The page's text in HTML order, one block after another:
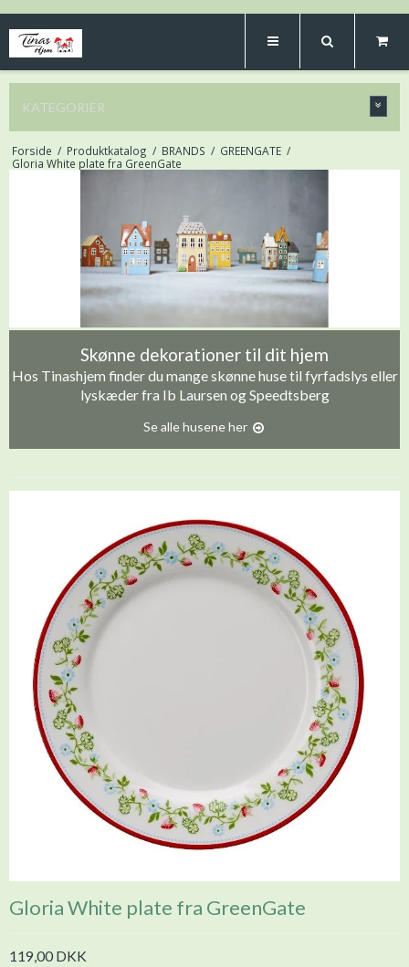
KATEGORIER
Forside / Produktkatalog / BRANDS / GREENGATE /
Gloria White plate fra GreenGate
Skønne dekorationer til dit hjem
Hos Tinashjem finder du mange skønne huse til fyrfadslys eller
lyskæder fra Ib Laursen og Speedtsberg
Se alle husene her
Gloria White plate fra GreenGate
119,00 DKK